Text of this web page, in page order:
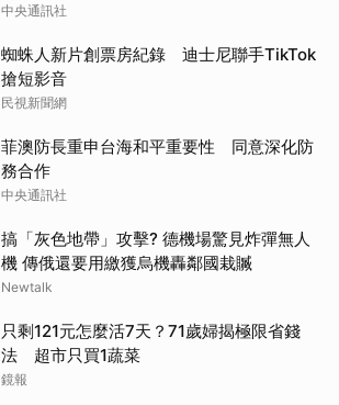
中央通訊社
蜘蛛人新片創票房紀錄 迪士尼聯手TikTok
搶短影音
民視新聞網
菲澳防長重申台海和平重要性 同意深化防
務合作
中央通訊社
搞「灰色地帶」攻擊? 德機場驚見炸彈無人
機 傳俄還要用繳獲烏機轟鄰國栽贓
Newtalk
只剩121元怎麼活7天？71歲婦揭極限省錢
法 超市只買1蔬菜
鏡報